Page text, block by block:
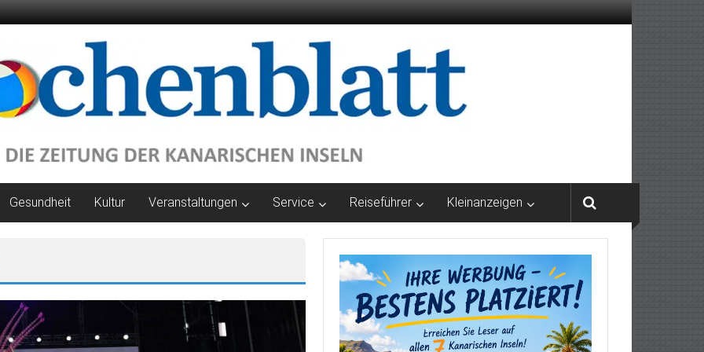
Gesundheit Kultur Veranstaltungen Service Reiseführer Kleinanzeigen